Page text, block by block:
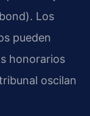
Los
pueden
honorarios
oscilan